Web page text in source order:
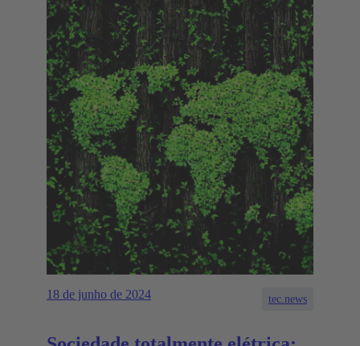
18 de junho de 2024 tec.news